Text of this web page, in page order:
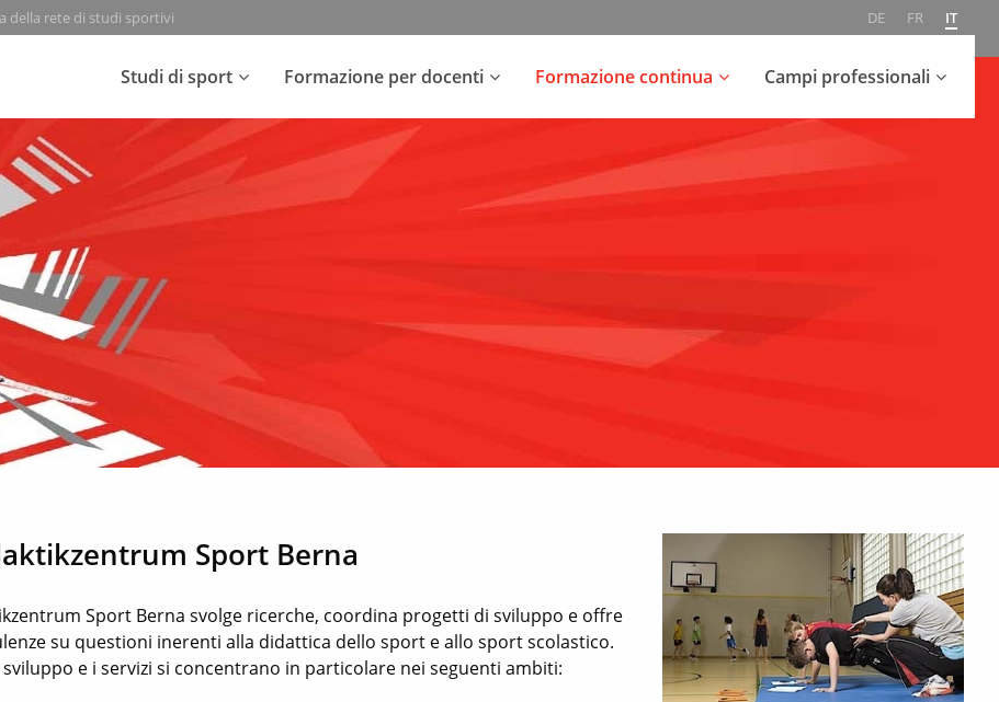
DE FR IT
della rete di studi sportivi
Studi di sport Formazione per docenti Formazione continua Campi professionali
Sport Berna
Sport Berna svolge ricerche, coordina progetti di sviluppo e offre
su questioni inerenti alla didattica dello sport e allo sport scolastico.
sviluppo e i servizi si concentrano in particolare nei seguenti ambiti: